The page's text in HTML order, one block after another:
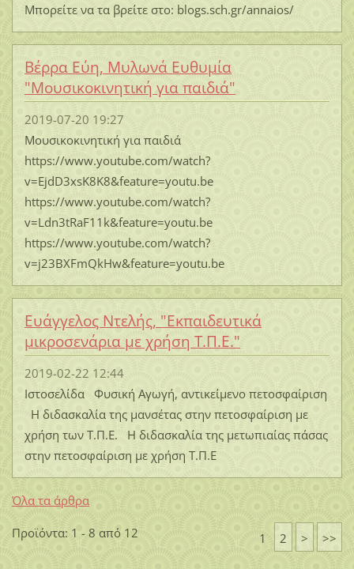
Μπορείτε να τα βρείτε στο: blogs.sch.gr/annaios/
Βέρρα Εύη, Μυλωνά Ευθυμία
"Μουσικοκινητική για παιδιά"
2019-07-20 19:27
Μουσικοκινητική για παιδιά
https://www.youtube.com/watch?
v=EjdD3xsK8K8&feature=youtu.be
https://www.youtube.com/watch?
v=Ldn3tRaF11k&feature=youtu.be
https://www.youtube.com/watch?
v=j23BXFmQkHw&feature=youtu.be
Ευάγγελος Ντελής, "Εκπαιδευτικά
μικροσενάρια με χρήση Τ.Π.Ε."
2019-02-22 12:44
Ιστοσελίδα Φυσική Αγωγή, αντικείμενο πετοσφαίριση
Η διδασκαλία της μανσέτας στην πετοσφαίριση με
χρήση των Τ.Π.Ε. Η διδασκαλία της μετωπιαίας πάσας
στην πετοσφαίριση με χρήση Τ.Π.Ε
Όλα τα άρθρα
Προϊόντα: 1 - 8 από 12 1 2 > >>